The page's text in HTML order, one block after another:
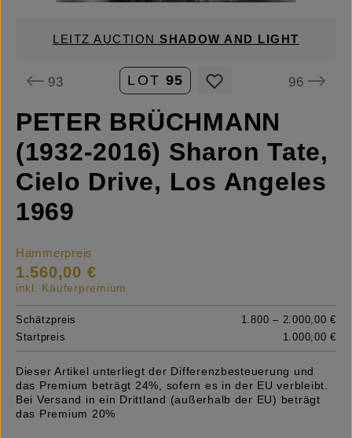
LEITZ AUCTIONSHADOW AND LIGHT
93 LOT 95 96
PETER BRÜCHMANN
(1932-2016) Sharon Tate,
Cielo Drive, Los Angeles
1969
Hammerpreis
1.560,00 €
inkl. Käuferpremium
Schätzpreis
1.800 – 2.000,00 €
Startpreis
1.000,00 €
Dieser Artikel unterliegt der Differenzbesteuerung und
das Premium beträgt 24%, sofern es in der EU verbleibt.
Bei Versand in ein Drittland (außerhalb der EU) beträgt
das Premium 20%